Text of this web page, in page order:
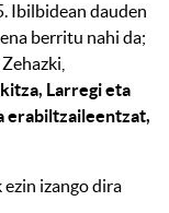
Ibilbidean dauden
berritu nahi da;
Larregi eta
erabiltzaileentzat,
ezin izango dira